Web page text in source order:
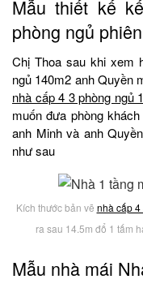
Mẫu thiết kế
phòng ngủ
Chị Thoa sau khi xem
ngủ 140m2 anh Quyền
nhà cấp 4 3 phòng ngủ
muốn đưa phòng
anh Minh và anh
như sau
Kích thước bản vẽ nhà cấp
ra sau 14.5m đổ 1 tấm
Mẫu nhà mái